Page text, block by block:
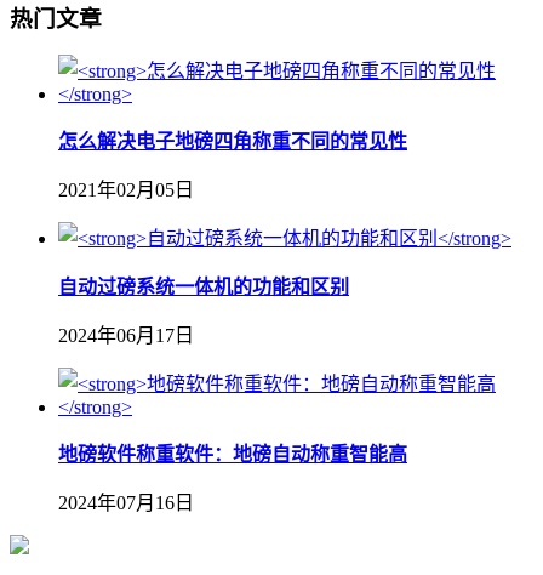
热门文章
怎么解决电子地磅四角称重不同的常见性
2021年02月05日
自动过磅系统一体机的功能和区别
2024年06月17日
地磅软件称重软件：地磅自动称重智能高
2024年07月16日